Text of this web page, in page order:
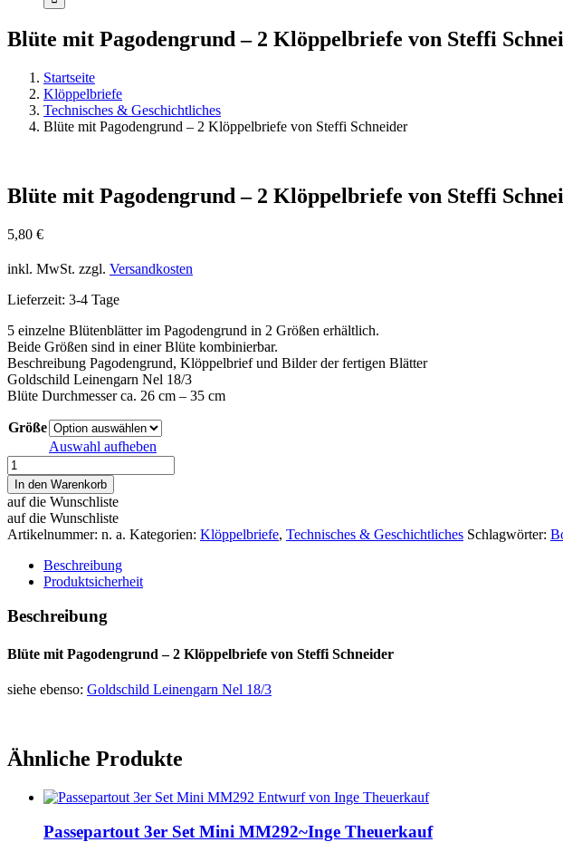
Blüte mit Pagodengrund – 2 Klöppelbriefe von Steffi
Startseite
Klöppelbriefe
Technisches & Geschichtliches
Blüte mit Pagodengrund – 2 Klöppelbriefe von Steffi Schneider
Blüte mit Pagodengrund – 2 Klöppelbriefe von Steffi
5,80 €
inkl. MwSt. zzgl. Versandkosten
Lieferzeit: 3-4 Tage
5 einzelne Blütenblätter im Pagodengrund in 2 Größen erhältlich.
Beide Größen sind in einer Blüte kombinierbar.
Beschreibung Pagodengrund, Klöppelbrief und Bilder der fertigen Blätter
Goldschild Leinengarn Nel 18/3
Blüte Durchmesser ca. 26 cm – 35 cm
Größe
Auswahl aufheben
Blüte
mit
Pagodengrund
-
2
Klöppelbriefe
Steffi
Schneider
Menge
In den Warenkorb
auf die Wunschliste
auf die Wunschliste
Artikelnummer: n. a. Kategorien: Klöppelbriefe, Technisches & Geschichtliches Schlagwörter:
Beschreibung
Produktsicherheit
Beschreibung
Blüte mit Pagodengrund – 2 Klöppelbriefe von Steffi Schneider
siehe ebenso: Goldschild Leinengarn Nel 18/3
Ähnliche Produkte
Passepartout 3er Set Mini MM292~Inge Theuerkauf